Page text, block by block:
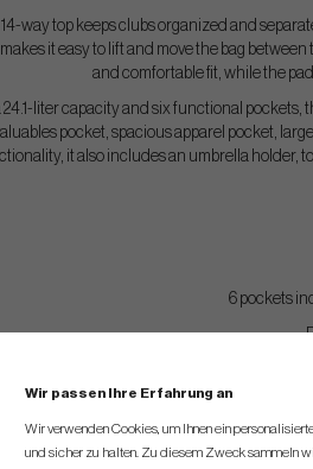
14-way top keeps clubs organized and
it easy to lift and move the bag
and comfortable fit, while the
24.1-liter capacity and six functional pockets,
pocket, spacious apparel pocket,
it also includes an umbrella holder,
6 pockets
Wir passen Ihre Erfahrung an
Wir verwenden Cookies, um Ihnen ein
und sicher zu halten. Zu diesem Zweck sammeln